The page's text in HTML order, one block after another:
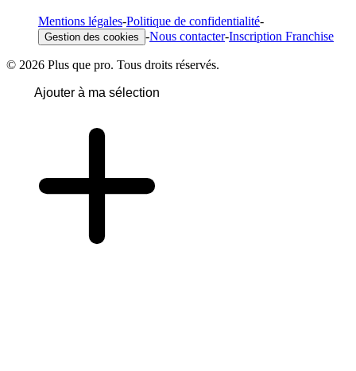
Mentions légales-Politique de confidentialité-
Gestion des cookies -Nous contacter-Inscription Franchise
© 2026 Plus que pro. Tous droits réservés.
Ajouter à ma sélection